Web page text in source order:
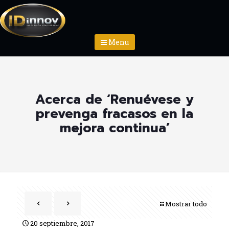
Menu
Acerca de ‘Renuévese y
prevenga fracasos en la
mejora continua’
Mostrar todo
20 septiembre, 2017